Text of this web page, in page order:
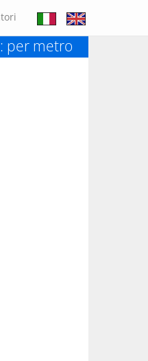
per metro